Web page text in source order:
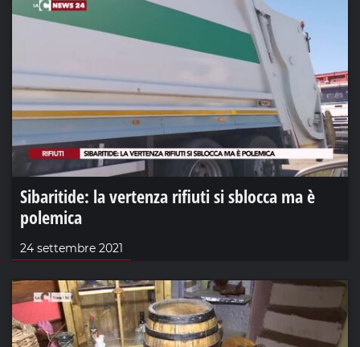
Sibaritide: la vertenza rifiuti si sblocca ma è
polemica
24 settembre 2021